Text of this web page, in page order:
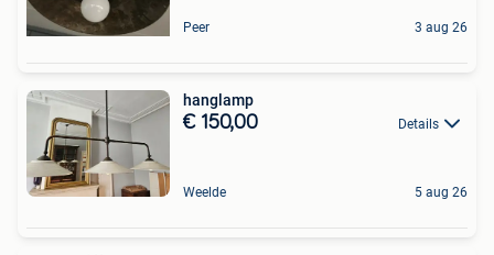
Peer 3 aug 26
hanglamp
€ 150,00 Details
Weelde 5 aug 26